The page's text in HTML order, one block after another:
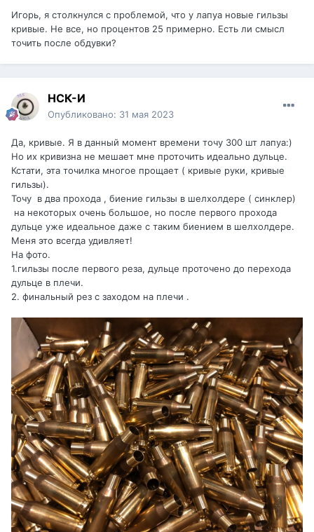
Игорь, я столкнулся с проблемой, что у лапуа новые гильзы
кривые. Не все, но процентов 25 примерно. Есть ли смысл
точить после обдувки?
НСК-И
Опубликовано: 31 мая 2023
Да, кривые. Я в данный момент времени точу 300 шт лапуа:)
Но их кривизна не мешает мне проточить идеально дульце.
Кстати, эта точилка многое прощает ( кривые руки, кривые
гильзы).
Точу в два прохода , биение гильзы в шелхолдере ( синклер)
на некоторых очень большое, но после первого прохода
дульце уже идеальное даже с таким биением в шелхолдере.
Меня это всегда удивляет!
На фото.
1.гильзы после первого реза, дульце проточено до перехода
дульце в плечи.
2. финальный рез с заходом на плечи .